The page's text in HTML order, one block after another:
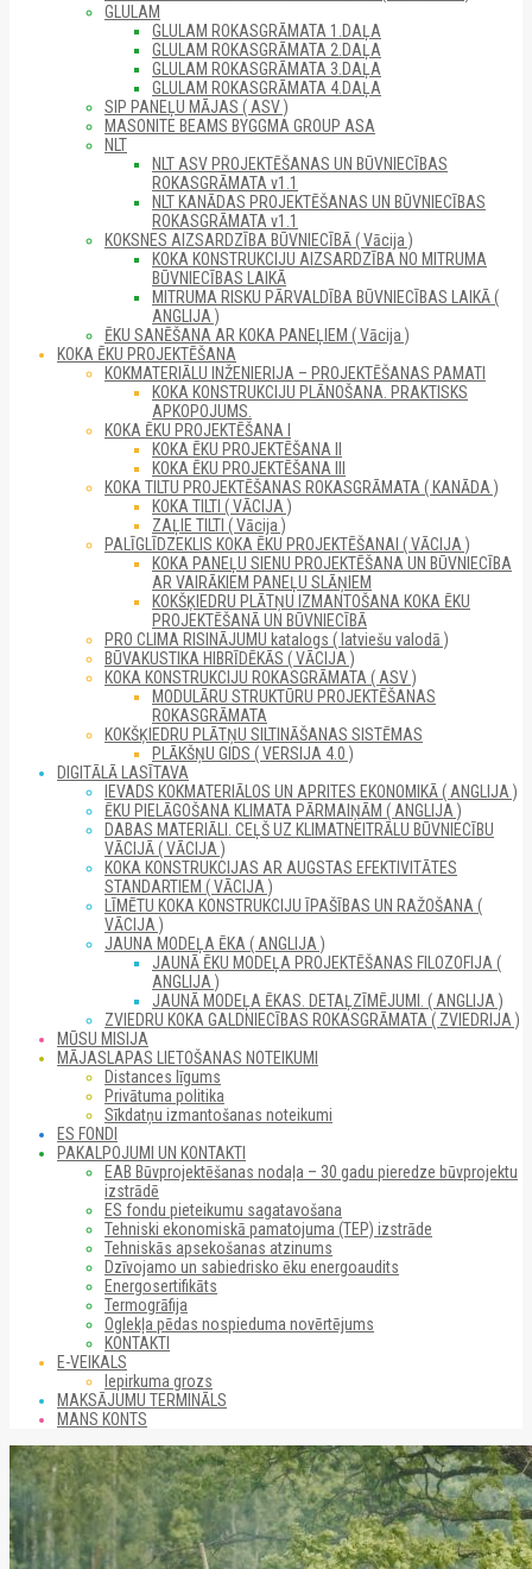
GLULAM
GLULAM ROKASGRĀMATA 1.DAĻA
GLULAM ROKASGRĀMATA 2.DAĻA
GLULAM ROKASGRĀMATA 3.DAĻA
GLULAM ROKASGRĀMATA 4.DAĻA
SIP PANEĻU MĀJAS ( ASV )
MASONITE BEAMS BYGGMA GROUP ASA
NLT
NLT ASV PROJEKTĒŠANAS UN BŪVNIECĪBAS
ROKASGRĀMATA v1.1
NLT KANĀDAS PROJEKTĒŠANAS UN BŪVNIECĪBAS
ROKASGRĀMATA v1.1
KOKSNES AIZSARDZĪBA BŪVNIECĪBĀ ( Vācija )
KOKA KONSTRUKCIJU AIZSARDZĪBA NO MITRUMA
BŪVNIECĪBAS LAIKĀ
MITRUMA RISKU PĀRVALDĪBA BŪVNIECĪBAS LAIKĀ (
ANGLIJA )
ĒKU SANĒŠANA AR KOKA PANEĻIEM ( Vācija )
KOKA ĒKU PROJEKTĒŠANA
KOKMATERIĀLU INŽENIERIJA – PROJEKTĒŠANAS PAMATI
KOKA KONSTRUKCIJU PLĀNOŠANA. PRAKTISKS
APKOPOJUMS.
KOKA ĒKU PROJEKTĒŠANA I
KOKA ĒKU PROJEKTĒŠANA II
KOKA ĒKU PROJEKTĒŠANA III
KOKA TILTU PROJEKTĒŠANAS ROKASGRĀMATA ( KANĀDA )
KOKA TILTI ( VĀCIJA )
ZAĻIE TILTI ( Vācija )
PALĪGLĪDZEKLIS KOKA ĒKU PROJEKTĒŠANAI ( VĀCIJA )
KOKA PANEĻU SIENU PROJEKTĒŠANA UN BŪVNIECĪBA
AR VAIRĀKIEM PANEĻU SLĀŅIEM
KOKŠĶIEDRU PLĀTŅU IZMANTOŠANA KOKA ĒKU
PROJEKTĒŠANĀ UN BŪVNIECĪBĀ
PRO CLIMA RISINĀJUMU katalogs ( latviešu valodā )
BŪVAKUSTIKA HIBRĪDĒKĀS ( VĀCIJA )
KOKA KONSTRUKCIJU ROKASGRĀMATA ( ASV )
MODULĀRU STRUKTŪRU PROJEKTĒŠANAS
ROKASGRĀMATA
KOKŠĶIEDRU PLĀTŅU SILTINĀŠANAS SISTĒMAS
PLĀKŠŅU GIDS ( VERSIJA 4.0 )
DIGITĀLĀ LASĪTAVA
IEVADS KOKMATERIĀLOS UN APRITES EKONOMIKĀ ( ANGLIJA )
ĒKU PIELĀGOŠANA KLIMATA PĀRMAIŅĀM ( ANGLIJA )
DABAS MATERIĀLI. CEĻŠ UZ KLIMATNEITRĀLU BŪVNIECĪBU
VĀCIJĀ ( VĀCIJA )
KOKA KONSTRUKCIJAS AR AUGSTAS EFEKTIVITĀTES
STANDARTIEM ( VĀCIJA )
LĪMĒTU KOKA KONSTRUKCIJU ĪPAŠĪBAS UN RAŽOŠANA (
VĀCIJA )
JAUNA MODEĻA ĒKA ( ANGLIJA )
JAUNĀ ĒKU MODEĻA PROJEKTĒŠANAS FILOZOFIJA (
ANGLIJA )
JAUNĀ MODEĻA ĒKAS. DETAĻZĪMĒJUMI. ( ANGLIJA )
ZVIEDRU KOKA GALDNIECĪBAS ROKASGRĀMATA ( ZVIEDRIJA )
MŪSU MISIJA
MĀJASLAPAS LIETOŠANAS NOTEIKUMI
Distances līgums
Privātuma politika
Sīkdatņu izmantošanas noteikumi
ES FONDI
PAKALPOJUMI UN KONTAKTI
EAB Būvprojektēšanas nodaļa – 30 gadu pieredze būvprojektu
izstrādē
ES fondu pieteikumu sagatavošana
Tehniski ekonomiskā pamatojuma (TEP) izstrāde
Tehniskās apsekošanas atzinums
Dzīvojamo un sabiedrisko ēku energoaudits
Energosertifikāts
Termogrāfija
Oglekļa pēdas nospieduma novērtējums
KONTAKTI
E-VEIKALS
Iepirkuma grozs
MAKSĀJUMU TERMINĀLS
MANS KONTS